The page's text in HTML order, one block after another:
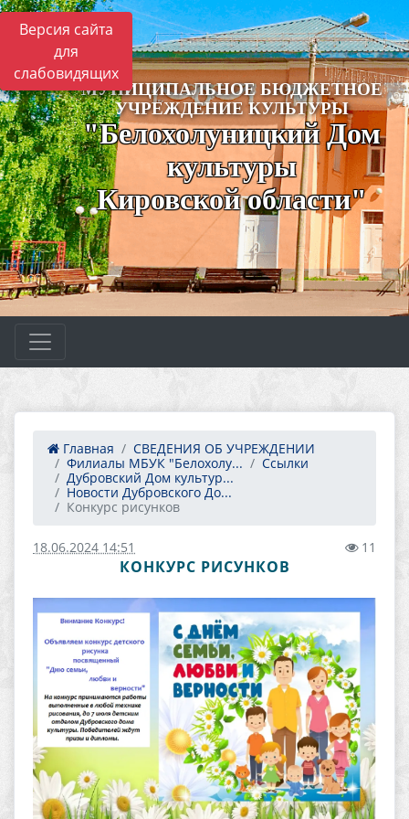
Версия сайта
для
слабовидящих
МУНИЦИПАЛЬНОЕ БЮДЖЕТНОЕ
УЧРЕЖДЕНИЕ КУЛЬТУРЫ
"Белохолуницкий Дом
культуры
Кировской области"
Главная
СВЕДЕНИЯ ОБ УЧРЕЖДЕНИИ
Филиалы МБУК "Белохолу...
Ссылки
Дубровский Дом культур...
Новости Дубровского До...
Конкурс рисунков
18.06.2024 14:51 11
КОНКУРС РИСУНКОВ